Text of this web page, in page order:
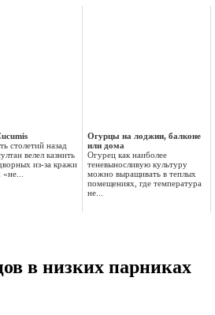
столетий назад
велел казнить
из-за кражи
Огурцы на лоджии, балконе
или дома
Огурец как наиболее
теневыносливую культуру
можно выращивать в теплых
помещениях, где температура
не...
в низких парниках